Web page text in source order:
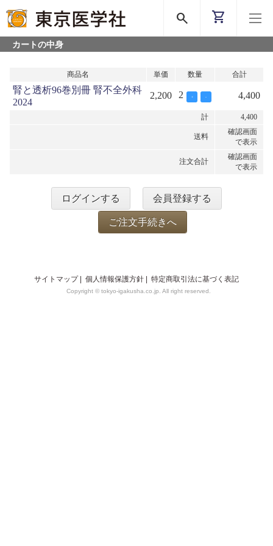
search shopping_cart
カートの中身
商品名 単価 数量 合計
腎と透析96巻別冊 腎不全外科
2024
2,200 2 + - 4,400
計 4,400
送料
確認画面
で表示
注文合計
確認画面
で表示
ログインする 会員登録する
ご注文手続きへ
サイトマップ| 個人情報保護方針 特定商取引法に基づく表記
Copyright © tokyo-igakusha.co.jp. All right reserved.